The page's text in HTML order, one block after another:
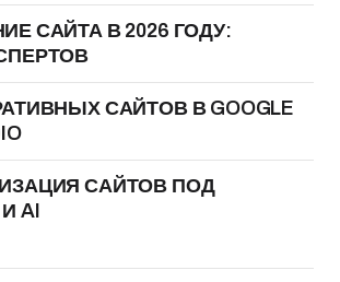
САЙТА В 2026 ГОДУ:
САЙТОВ В GOOGLE
САЙТОВ ПОД
AI